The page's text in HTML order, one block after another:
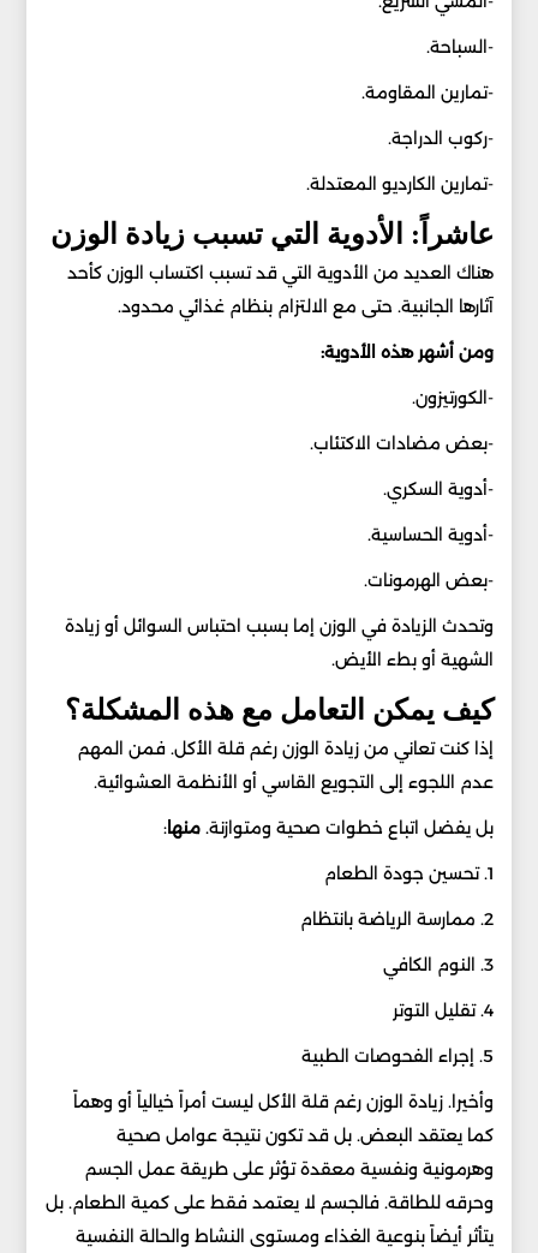
-السباحة.
-تمارين المقاومة.
-ركوب الدراجة.
-تمارين الكارديو المعتدلة.
عاشراً: الأدوية التي تسبب زيادة الوزن
هناك العديد من الأدوية التي قد تسبب اكتساب الوزن كأحد
آثارها الجانبية. حتى مع الالتزام بنظام غذائي محدود.
ومن أشهر هذه الأدوية:
-الكورتيزون.
-بعض مضادات الاكتئاب.
-أدوية السكري.
-أدوية الحساسية.
-بعض الهرمونات.
وتحدث الزيادة في الوزن إما بسبب احتباس السوائل أو زيادة
الشهية أو بطء الأيض.
كيف يمكن التعامل مع هذه المشكلة؟
إذا كنت تعاني من زيادة الوزن رغم قلة الأكل. فمن المهم
عدم اللجوء إلى التجويع القاسي أو الأنظمة العشوائية.
بل يفضل اتباع خطوات صحية ومتوازنة.منها:
1. تحسين جودة الطعام
2. ممارسة الرياضة بانتظام
3. النوم الكافي
4. تقليل التوتر
5. إجراء الفحوصات الطبية
وأخيرا. زيادة الوزن رغم قلة الأكل ليست أمراً خيالياً أو وهماً
كما يعتقد البعض. بل قد تكون نتيجة عوامل صحية
وهرمونية ونفسية معقدة تؤثر على طريقة عمل الجسم
وحرقه للطاقة. فالجسم لا يعتمد فقط على كمية الطعام. بل
يتأثر أيضاً بنوعية الغذاء ومستوى النشاط والحالة النفسية